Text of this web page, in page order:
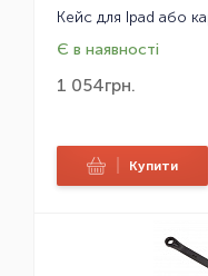
Є в наявності
1 054грн.
Купити